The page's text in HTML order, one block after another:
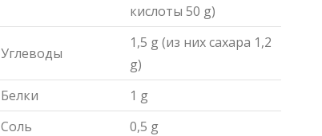
кислоты 50 g)
Углеводы
1,5 g (из них сахара 1,2
g)
Белки
1 g
Cоль
0,5 g